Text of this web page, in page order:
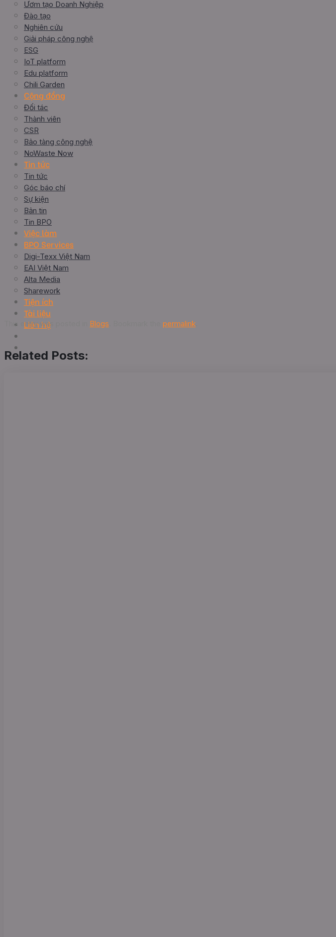
Ươm tạo Doanh Nghiệp
Đào tạo
Nghiên cứu
Giải pháp công nghệ
ESG
IoT platform
Edu platform
Chili Garden
Cộng đồng
Đối tác
Thành viên
CSR
Bảo tàng công nghệ
NoWaste Now
Tin tức
Tin tức
Góc báo chí
Sự kiện
Bản tin
Tin BPO
Việc làm
BPO Services
Digi-Texx Việt Nam
EAI Việt Nam
Alta Media
Sharework
Tiện ích
Tài liệu
Liên hệ
This entry was posted in Blogs permalink
Related Posts: